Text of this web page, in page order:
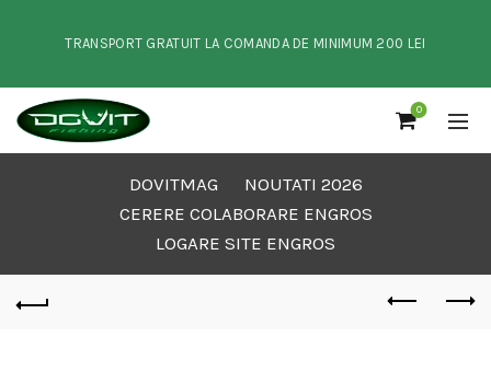
TRANSPORT GRATUIT LA COMANDA DE MINIMUM 200 LEI
0
DOVITMAG
NOUTATI 2026
CERERE COLABORARE ENGROS
LOGARE SITE ENGROS